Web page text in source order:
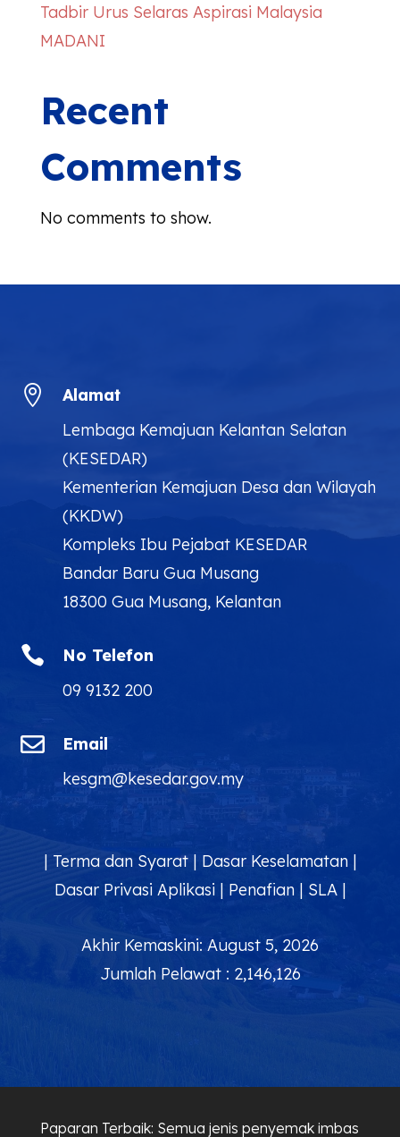
Tadbir Urus Selaras Aspirasi Malaysia
MADANI
Recent
Comments
No comments to show.

Alamat
Lembaga Kemajuan Kelantan Selatan
(KESEDAR)
Kementerian Kemajuan Desa dan Wilayah
(KKDW)
Kompleks Ibu Pejabat KESEDAR
Bandar Baru Gua Musang
18300 Gua Musang, Kelantan

No Telefon
09 9132 200

Email
kesgm@kesedar.gov.my
| Terma dan Syarat| Dasar Keselamatan|
Dasar Privasi Aplikasi| Penafian| SLA|
Akhir Kemaskini: August 5, 2026
Jumlah Pelawat : 2,146,126
Paparan Terbaik: Semua jenis penyemak imbas